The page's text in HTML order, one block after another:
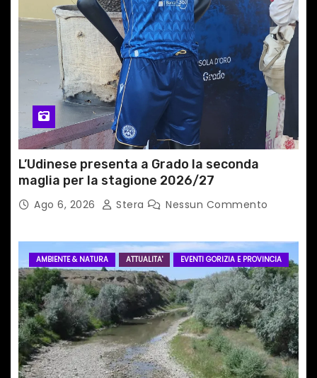
L’Udinese presenta a Grado la seconda
maglia per la stagione 2026/27
Ago 6, 2026 Stera Nessun Commento
AMBIENTE & NATURA ATTUALITA' EVENTI GORIZIA E PROVINCIA